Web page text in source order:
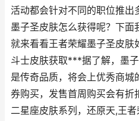
活动都会针对不同的职位推出
墨子圣皮肤怎么获得呢？下面
就来看看王者荣耀墨子圣皮肤
斗士皮肤获取***据了解，墨
是传奇品质，将会上优秀商城
券购买，发售首周购买会有折
二星座皮肤系列，还原天,王